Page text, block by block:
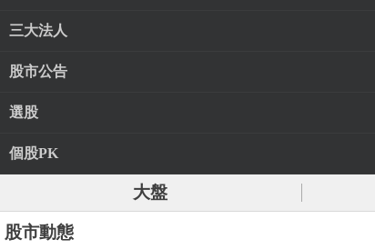
三大法人
股市公告
選股
個股PK
大盤
股市動態